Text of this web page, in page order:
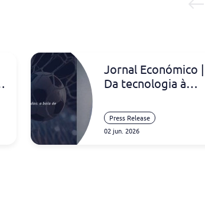
Jornal Económico |
Da tecnologia à
bola de futebol está
a mudar o jogo!
Press Release
02 jun. 2026